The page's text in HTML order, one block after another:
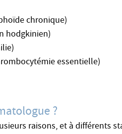
chronique)
hodgkinien)
essentielle)
?
raisons, et à différents